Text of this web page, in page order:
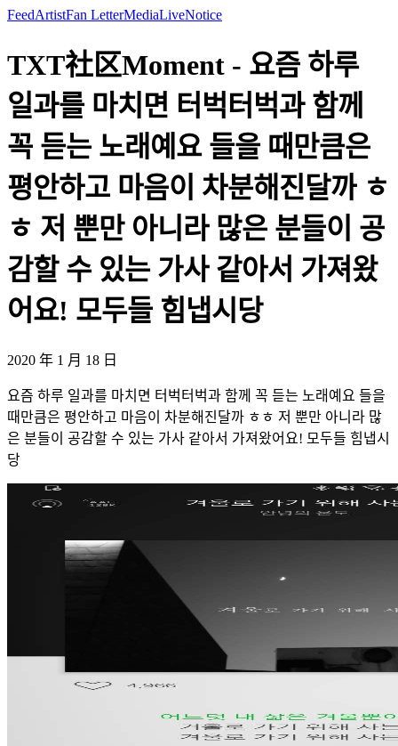
FeedArtistFan LetterMediaLiveNotice
TXT社区Moment - 요즘 하루
일과를 마치면 터벅터벅과 함께
꼭 듣는 노래예요 들을 때만큼은
평안하고 마음이 차분해진달까 ㅎ
ㅎ 저 뿐만 아니라 많은 분들이 공
감할 수 있는 가사 같아서 가져왔
어요! 모두들 힘냅시당
2020 年 1 月 18 日
요즘 하루 일과를 마치면 터벅터벅과 함께 꼭 듣는 노래예요 들을
때만큼은 평안하고 마음이 차분해진달까 ㅎㅎ 저 뿐만 아니라 많
은 분들이 공감할 수 있는 가사 같아서 가져왔어요! 모두들 힘냅시
당